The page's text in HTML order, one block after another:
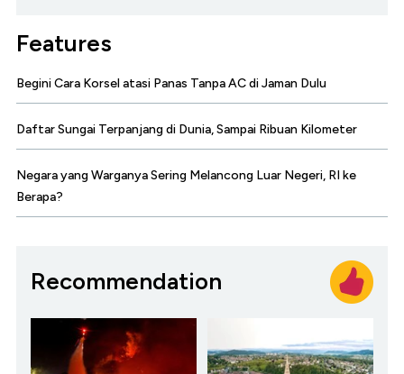
Features
Begini Cara Korsel atasi Panas Tanpa AC di Jaman Dulu
Daftar Sungai Terpanjang di Dunia, Sampai Ribuan Kilometer
Negara yang Warganya Sering Melancong Luar Negeri, RI ke
Berapa?
Recommendation